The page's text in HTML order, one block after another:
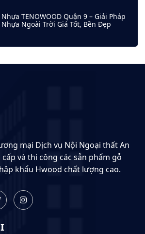
Nhựa TENOWOOD Quận 9 – Giải Pháp
Nhựa Ngoài Trời Giá Tốt, Bền Đẹp
mại Dịch vụ Nội Ngoại thất An
và thi công các sản phẩm gỗ
khẩu Hwood chất lượng cao.